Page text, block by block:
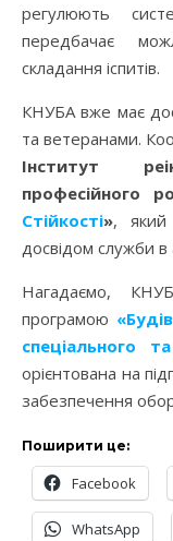
регулюють
передбачає
складання іспитів.
КНУБА вже має
та ветеранами.
Інститут
професійного
Стійкості», який
досвідом служби в
Нагадаємо,
програмою
спеціального
орієнтована на
забезпечення
Поширити це:
Facebook
WhatsApp